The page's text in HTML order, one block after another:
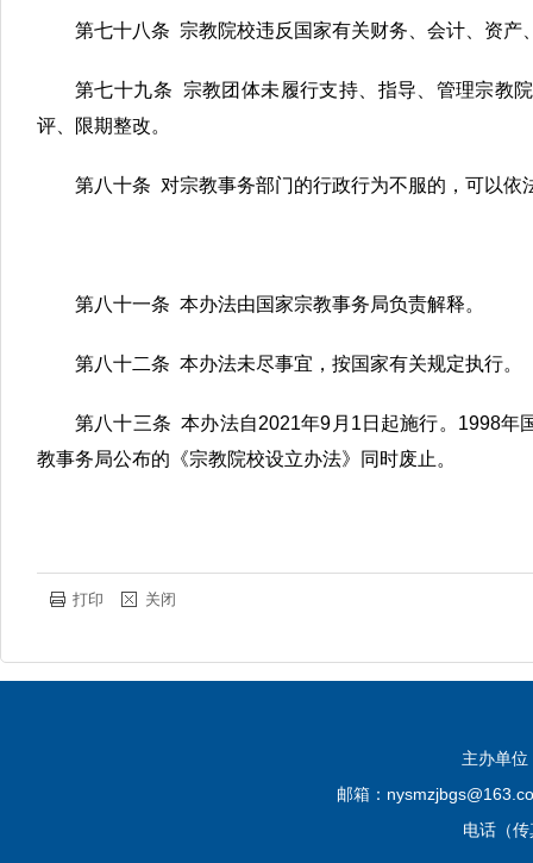
第七十八条 宗教院校违反国家有关财务、会计、资
第七十九条 宗教团体未履行支持、指导、管理宗教
评、限期整改。
第八十条 对宗教事务部门的行政行为不服的，可以
第八十一条 本办法由国家宗教事务局负责解释。
第八十二条 本办法未尽事宜，按国家有关规定执行。
第八十三条 本办法自2021年9月1日起施行。1998年
教事务局公布的《宗教院校设立办法》同时废止。
打印 关闭
主办单
邮箱：
电话（